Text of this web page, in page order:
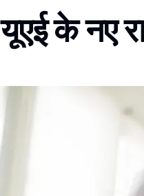
यूएई के नए